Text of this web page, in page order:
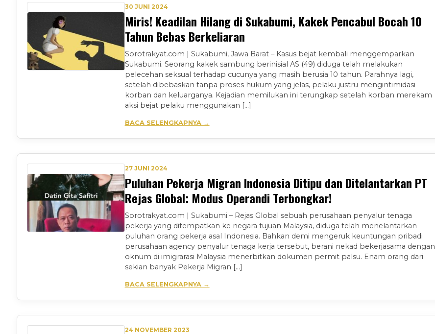
30 JUNI 2024
Miris! Keadilan Hilang di Sukabumi, Kakek Pencabul Bocah 10
Tahun Bebas Berkeliaran
Sorotrakyat.com | Sukabumi, Jawa Barat – Kasus bejat kembali menggemparkan
Sukabumi. Seorang kakek sambung berinisial AS (49) diduga telah melakukan
pelecehan seksual terhadap cucunya yang masih berusia 10 tahun. Parahnya lagi,
setelah dibebaskan tanpa proses hukum yang jelas, pelaku justru mengintimidasi
korban dan keluarganya. Kejadian memilukan ini terungkap setelah korban merekam
aksi bejat pelaku menggunakan […]
BACA SELENGKAPNYA →
27 JUNI 2024
Puluhan Pekerja Migran Indonesia Ditipu dan Ditelantarkan PT
Rejas Global: Modus Operandi Terbongkar!
Sorotrakyat.com | Sukabumi – Rejas Global sebuah perusahaan penyalur tenaga
pekerja yang ditempatkan ke negara tujuan Malaysia, diduga telah menelantarkan
puluhan orang pekerja asal Indonesia. Bahkan demi mengeruk keuntungan pribadi
perusahaan agency penyalur tenaga kerja tersebut, berani nekad bekerjasama dengan
oknum di imigrarasi Malaysia menerbitkan dokumen permit palsu. Enam orang dari
sekian banyak Pekerja Migran […]
BACA SELENGKAPNYA →
24 NOVEMBER 2023